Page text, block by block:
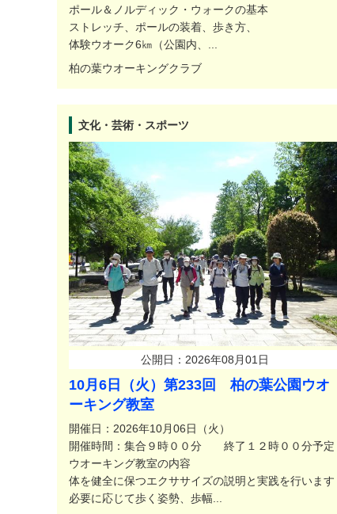
ポール＆ノルディック・ウォークの基本
ストレッチ、ポールの装着、歩き方、
体験ウオーク6㎞（公園内、...
柏の葉ウオーキングクラブ
文化・芸術・スポーツ
公開日：2026年08月01日
10月6日（火）第233回 柏の葉公園ウオ
ーキング教室
開催日：2026年10月06日（火）
開催時間：集合９時００分 終了１２時００分予定
ウオーキング教室の内容
体を健全に保つエクササイズの説明と実践を行います
必要に応じて歩く姿勢、歩幅...